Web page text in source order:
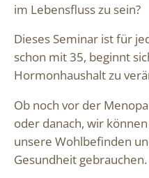
im Lebensfluss zu sein?
Dieses Seminar ist für
schon mit 35, beginnt
Hormonhaushalt zu
Ob noch vor der
oder danach, wir
unsere Wohlbefinden
Gesundheit gebrauchen.